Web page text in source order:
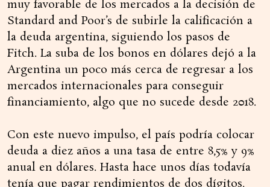
muy favorable de los mercados a la decisión de
Standard and Poor’s de subirle la calificación a
la deuda argentina, siguiendo los pasos de
Fitch. La suba de los bonos en dólares dejó a la
Argentina un poco más cerca de regresar a los
mercados internacionales para conseguir
financiamiento, algo que no sucede desde 2018.
Con este nuevo impulso, el país podría colocar
deuda a diez años a una tasa de entre 8,5% y 9%
anual en dólares. Hasta hace unos días todavía